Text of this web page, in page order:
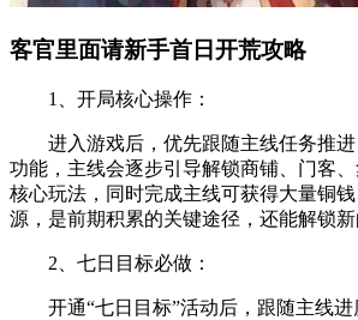
客官里面请新手首日开荒攻略
1、开局核心操作：
进入游戏后，优先跟随主线任务推进
功能，主线会逐步引导解锁商铺、门客
核心玩法，同时完成主线可获得大量铜
源，是前期积累的关键途径，还能解锁新
2、七日目标必做：
开通“七日目标”活动后，跟随主线进